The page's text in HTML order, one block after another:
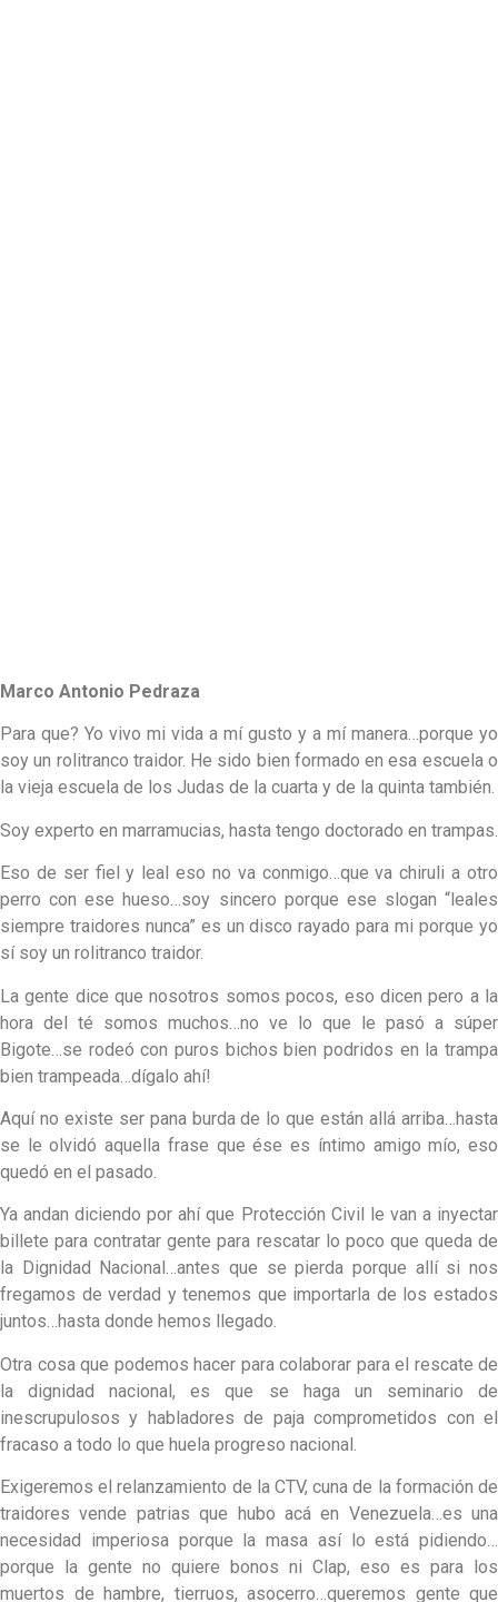
Marco Antonio Pedraza
Para que? Yo vivo mi vida a mí gusto y a mí manera…porque yo
soy un rolitranco traidor. He sido bien formado en esa escuela o
la vieja escuela de los Judas de la cuarta y de la quinta también.
Soy experto en marramucias, hasta tengo doctorado en trampas.
Eso de ser fiel y leal eso no va conmigo…que va chiruli a otro
perro con ese hueso…soy sincero porque ese slogan “leales
siempre traidores nunca” es un disco rayado para mi porque yo
sí soy un rolitranco traidor.
La gente dice que nosotros somos pocos, eso dicen pero a la
hora del té somos muchos…no ve lo que le pasó a súper
Bigote…se rodeó con puros bichos bien podridos en la trampa
bien trampeada…dígalo ahí!
Aquí no existe ser pana burda de lo que están allá arriba…hasta
se le olvidó aquella frase que ése es íntimo amigo mío, eso
quedó en el pasado.
Ya andan diciendo por ahí que Protección Civil le van a inyectar
billete para contratar gente para rescatar lo poco que queda de
la Dignidad Nacional…antes que se pierda porque allí si nos
fregamos de verdad y tenemos que importarla de los estados
juntos…hasta donde hemos llegado.
Otra cosa que podemos hacer para colaborar para el rescate de
la dignidad nacional, es que se haga un seminario de
inescrupulosos y habladores de paja comprometidos con el
fracaso a todo lo que huela progreso nacional.
Exigeremos el relanzamiento de la CTV, cuna de la formación de
traidores vende patrias que hubo acá en Venezuela…es una
necesidad imperiosa porque la masa así lo está pidiendo…
porque la gente no quiere bonos ni Clap, eso es para los
muertos de hambre, tierruos, asocerro…queremos gente que